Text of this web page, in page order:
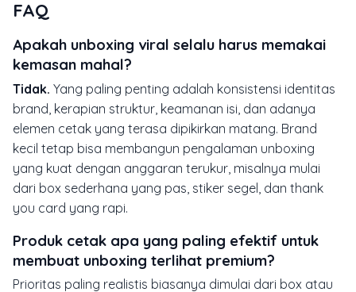
FAQ
Apakah unboxing viral selalu harus memakai
kemasan mahal?
Tidak. Yang paling penting adalah konsistensi identitas
brand, kerapian struktur, keamanan isi, dan adanya
elemen cetak yang terasa dipikirkan matang. Brand
kecil tetap bisa membangun pengalaman unboxing
yang kuat dengan anggaran terukur, misalnya mulai
dari box sederhana yang pas, stiker segel, dan thank
you card yang rapi.
Produk cetak apa yang paling efektif untuk
membuat unboxing terlihat premium?
Prioritas paling realistis biasanya dimulai dari box atau